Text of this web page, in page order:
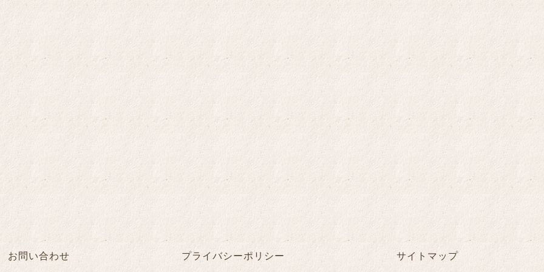
お問い合わせ プライバシーポリシー サイトマップ